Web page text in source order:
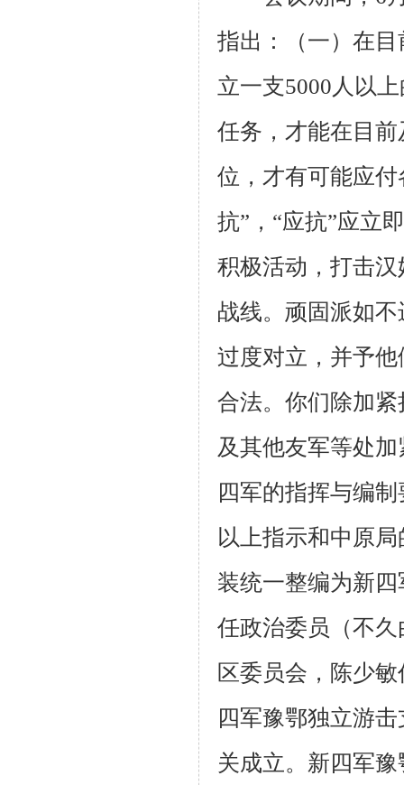
指出：（一）在
立一支5000人以
任务，才能在目
位，才有可能应
抗”，“应抗”应立
积极活动，打击
战线。顽固派如
过度对立，并予
合法。你们除加
及其他友军等处
四军的指挥与编
以上指示和中原
装统一整编为新
任政治委员（不
区委员会，陈少
四军豫鄂独立游
关成立。新四军